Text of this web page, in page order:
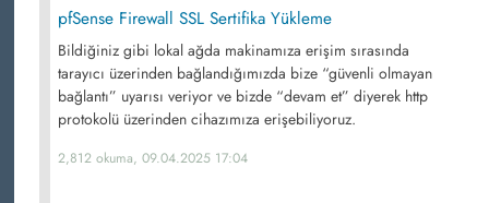
pfSense Firewall SSL Sertifika Yükleme
Bildiğiniz gibi lokal ağda makinamıza erişim sırasında
tarayıcı üzerinden bağlandığımızda bize “güvenli olmayan
bağlantı” uyarısı veriyor ve bizde “devam et” diyerek http
protokolü üzerinden cihazımıza erişebiliyoruz.
2,812 okuma, 09.04.2025 17:04